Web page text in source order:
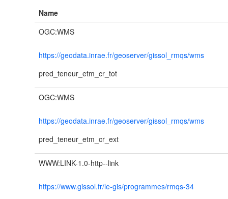
Name
OGC:WMS
https://geodata.inrae.fr/geoserver/gissol_rmqs/wms
pred_teneur_etm_cr_tot
OGC:WMS
https://geodata.inrae.fr/geoserver/gissol_rmqs/wms
pred_teneur_etm_cr_ext
WWW:LINK-1.0-http--link
https://www.gissol.fr/le-gis/programmes/rmqs-34